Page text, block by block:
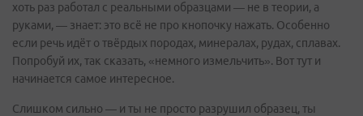
хоть раз работал с реальными образцами — не в теории, а
руками, — знает: это всё не про кнопочку нажать. Особенно
если речь идёт о твёрдых породах, минералах, рудах, сплавах.
Попробуй их, так сказать, «немного измельчить». Вот тут и
начинается самое интересное.
Слишком сильно — и ты не просто разрушил образец, ты